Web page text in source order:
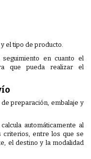
el tipo de producto.
en cuanto el
que pueda realizar el
preparación, embalaje y
automáticamente al
criterios, entre los que se
el destino y la modalidad